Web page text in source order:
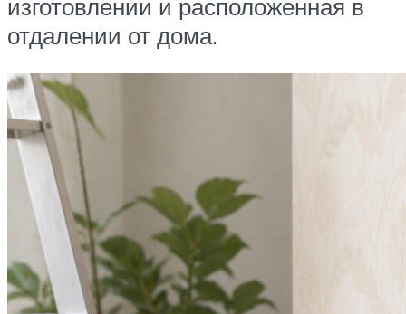
изготовлении и расположенная в
отдалении от дома.